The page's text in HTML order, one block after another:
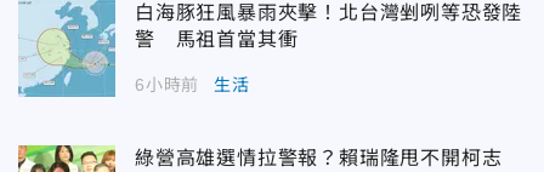
白海豚狂風暴雨夾擊！北台灣剉咧等恐發陸
警 馬祖首當其衝
6小時前 生活
綠營高雄選情拉警報？賴瑞隆甩不開柯志